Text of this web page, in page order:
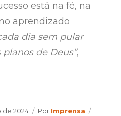
está na fé, na
aprendizado
dia sem pular
de Deus”,
de 2024 Por Author
Imprensa